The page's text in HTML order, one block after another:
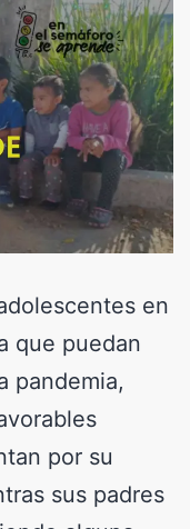
en
que puedan
pandemia,
por su
sus padres